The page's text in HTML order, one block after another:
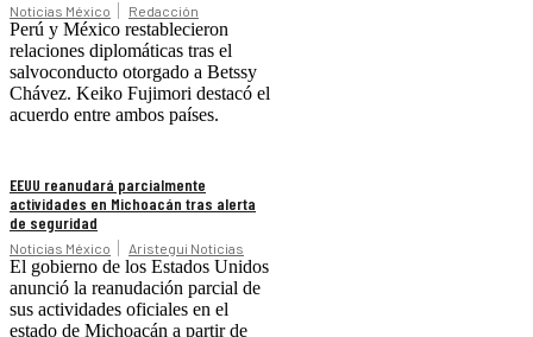
Noticias México Redacción
Perú y México restablecieron
relaciones diplomáticas tras el
salvoconducto otorgado a Betssy
Chávez. Keiko Fujimori destacó el
acuerdo entre ambos países.
EEUU reanudará parcialmente
actividades en Michoacán tras alerta
de seguridad
Noticias México Aristegui Noticias
El gobierno de los Estados Unidos
anunció la reanudación parcial de
sus actividades oficiales en el
estado de Michoacán a partir de